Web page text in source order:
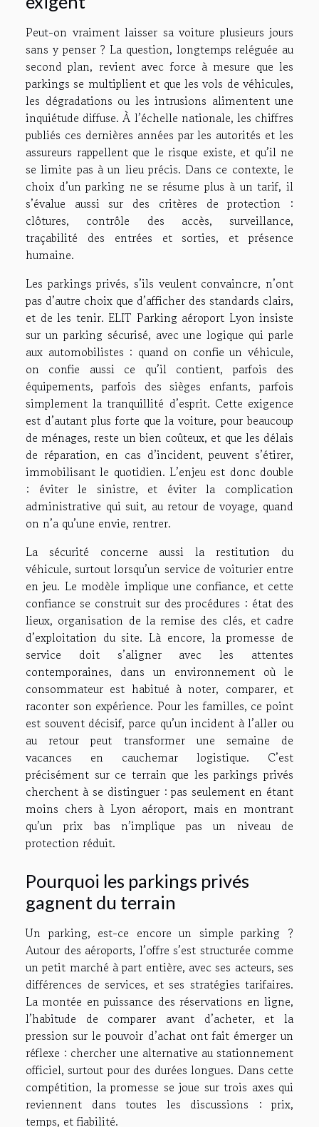
Peut-on vraiment laisser sa voiture plusieurs jours
sans y penser ? La question, longtemps reléguée au
second plan, revient avec force à mesure que les
parkings se multiplient et que les vols de véhicules,
les dégradations ou les intrusions alimentent une
inquiétude diffuse. À l’échelle nationale, les chiffres
publiés ces dernières années par les autorités et les
assureurs rappellent que le risque existe, et qu’il ne
se limite pas à un lieu précis. Dans ce contexte, le
choix d’un parking ne se résume plus à un tarif, il
s’évalue aussi sur des critères de protection :
clôtures, contrôle des accès, surveillance,
traçabilité des entrées et sorties, et présence
humaine.
Les parkings privés, s’ils veulent convaincre, n’ont
pas d’autre choix que d’afficher des standards clairs,
et de les tenir. ELIT Parking aéroport Lyon insiste
sur un parking sécurisé, avec une logique qui parle
aux automobilistes : quand on confie un véhicule,
on confie aussi ce qu’il contient, parfois des
équipements, parfois des sièges enfants, parfois
simplement la tranquillité d’esprit. Cette exigence
est d’autant plus forte que la voiture, pour beaucoup
de ménages, reste un bien coûteux, et que les délais
de réparation, en cas d’incident, peuvent s’étirer,
immobilisant le quotidien. L’enjeu est donc double
: éviter le sinistre, et éviter la complication
administrative qui suit, au retour de voyage, quand
on n’a qu’une envie, rentrer.
La sécurité concerne aussi la restitution du
véhicule, surtout lorsqu’un service de voiturier entre
en jeu. Le modèle implique une confiance, et cette
confiance se construit sur des procédures : état des
lieux, organisation de la remise des clés, et cadre
d’exploitation du site. Là encore, la promesse de
service doit s’aligner avec les attentes
contemporaines, dans un environnement où le
consommateur est habitué à noter, comparer, et
raconter son expérience. Pour les familles, ce point
est souvent décisif, parce qu’un incident à l’aller ou
au retour peut transformer une semaine de
vacances en cauchemar logistique. C’est
précisément sur ce terrain que les parkings privés
cherchent à se distinguer : pas seulement en étant
moins chers à Lyon aéroport, mais en montrant
qu’un prix bas n’implique pas un niveau de
protection réduit.
Pourquoi les parkings privés
gagnent du terrain
Un parking, est-ce encore un simple parking ?
Autour des aéroports, l’offre s’est structurée comme
un petit marché à part entière, avec ses acteurs, ses
différences de services, et ses stratégies tarifaires.
La montée en puissance des réservations en ligne,
l’habitude de comparer avant d’acheter, et la
pression sur le pouvoir d’achat ont fait émerger un
réflexe : chercher une alternative au stationnement
officiel, surtout pour des durées longues. Dans cette
compétition, la promesse se joue sur trois axes qui
reviennent dans toutes les discussions : prix,
temps, et fiabilité.